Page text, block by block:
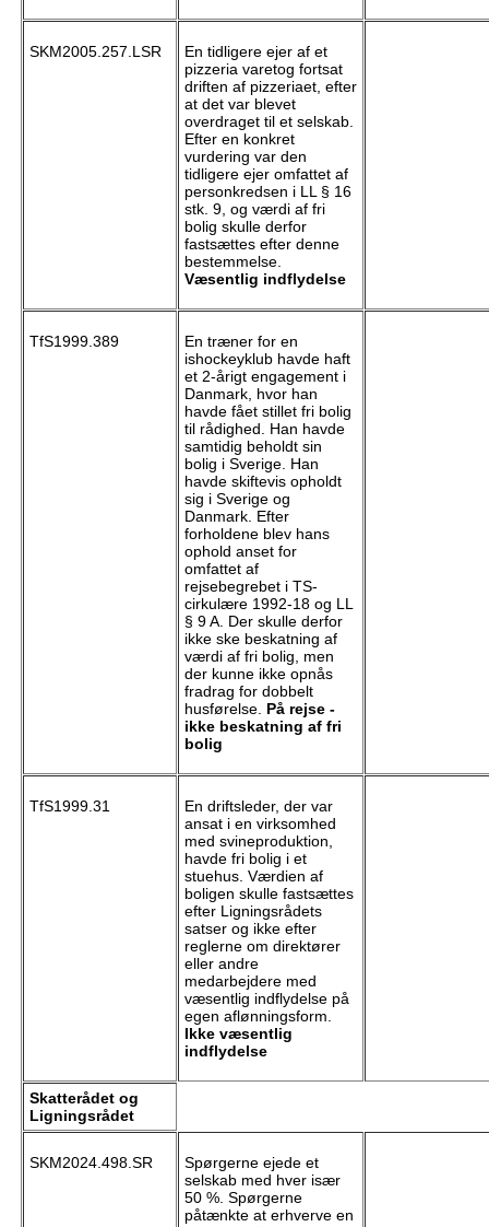
SKM2005.257.LSR
En tidligere ejer af et
pizzeria varetog fortsat
driften af pizzeriaet, efter
at det var blevet
overdraget til et selskab.
Efter en konkret
vurdering var den
tidligere ejer omfattet af
personkredsen i LL § 16
stk. 9, og værdi af fri
bolig skulle derfor
fastsættes efter denne
bestemmelse.
Væsentlig indflydelse
TfS1999.389
En træner for en
ishockeyklub havde haft
et 2-årigt engagement i
Danmark, hvor han
havde fået stillet fri bolig
til rådighed. Han havde
samtidig beholdt sin
bolig i Sverige. Han
havde skiftevis opholdt
sig i Sverige og
Danmark. Efter
forholdene blev hans
ophold anset for
omfattet af
rejsebegrebet i TS-
cirkulære 1992-18 og LL
§ 9 A. Der skulle derfor
ikke ske beskatning af
værdi af fri bolig, men
der kunne ikke opnås
fradrag for dobbelt
husførelse. På rejse -
ikke beskatning af fri
bolig
TfS1999.31
En driftsleder, der var
ansat i en virksomhed
med svineproduktion,
havde fri bolig i et
stuehus. Værdien af
boligen skulle fastsættes
efter Ligningsrådets
satser og ikke efter
reglerne om direktører
eller andre
medarbejdere med
væsentlig indflydelse på
egen aflønningsform.
Ikke væsentlig
indflydelse
Skatterådet og
Ligningsrådet
SKM2024.498.SR
Spørgerne ejede et
selskab med hver især
50 %. Spørgerne
påtænkte at erhverve en